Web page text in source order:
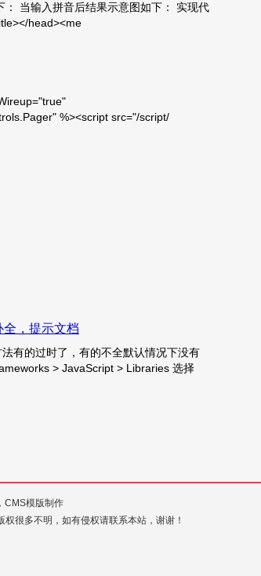
当输入拼音后结果示意图如下： 实现代
head><me
%><script src="/script/
全，提示文档
有的过时了，有的不全默认情况下没有
> JavaScript > Libraries 选择
CMS模版制作
很多不明，如有侵权请联系本站，谢谢！